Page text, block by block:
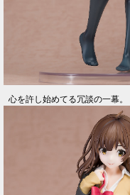
心を許し始めてる冗談の一幕。